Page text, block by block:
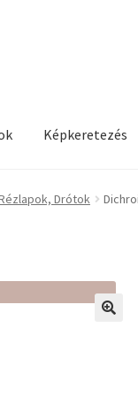
Képkeretezés
világa / Workshopok
Drótok